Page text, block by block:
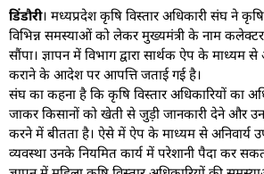
डिंडौरी। मध्यप्रदेश कृषि विस्तार अधिकारी संघ ने
विभिन्न समस्याओं को लेकर मुख्यमंत्री के नाम
सौंपा। ज्ञापन में विभाग द्वारा सार्थक ऐप के माध्यम से
कराने के आदेश पर आपत्ति जताई गई है।
संघ का कहना है कि कृषि विस्तार अधिकारियों का
जाकर किसानों को खेती से जुड़ी जानकारी देने और
करने में बीतता है। ऐसे में ऐप के माध्यम से अनिवार्य
व्यवस्था उनके नियमित कार्य में परेशानी पैदा कर